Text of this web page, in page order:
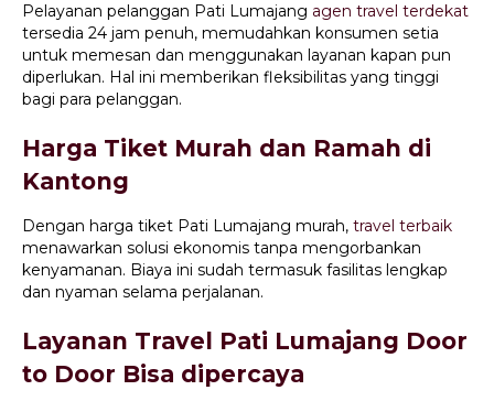
Pelayanan pelanggan Pati Lumajang agen travel terdekat
tersedia 24 jam penuh, memudahkan konsumen setia
untuk memesan dan menggunakan layanan kapan pun
diperlukan. Hal ini memberikan fleksibilitas yang tinggi
bagi para pelanggan.
Harga Tiket Murah dan Ramah di
Kantong
Dengan harga tiket Pati Lumajang murah, travel terbaik
menawarkan solusi ekonomis tanpa mengorbankan
kenyamanan. Biaya ini sudah termasuk fasilitas lengkap
dan nyaman selama perjalanan.
Layanan Travel Pati Lumajang Door
to Door Bisa dipercaya